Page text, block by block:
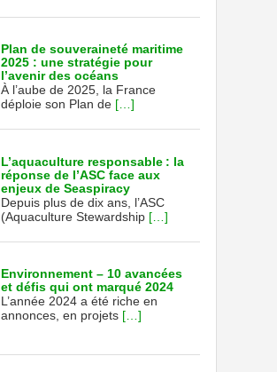
Plan de souveraineté maritime
2025 : une stratégie pour
l’avenir des océans
À l’aube de 2025, la France
déploie son Plan de […]
L’aquaculture responsable : la
réponse de l’ASC face aux
enjeux de Seaspiracy
Depuis plus de dix ans, l’ASC
(Aquaculture Stewardship […]
Environnement – 10 avancées
et défis qui ont marqué 2024
L’année 2024 a été riche en
annonces, en projets […]